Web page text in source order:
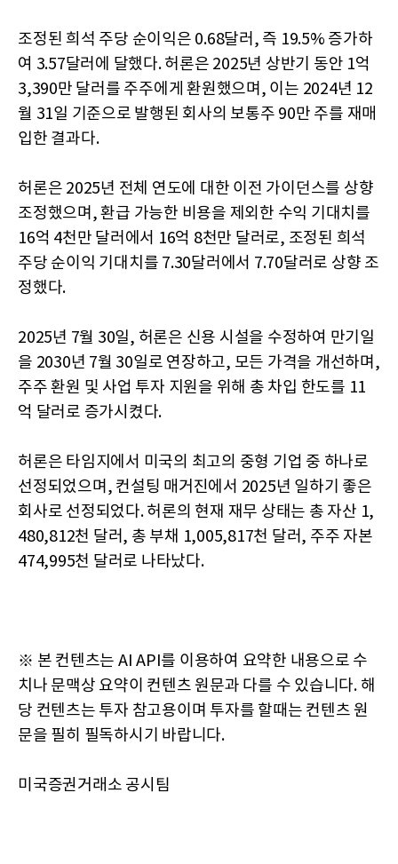
조정된 희석 주당 순이익은 0.68달러, 즉 19.5% 증가하
여 3.57달러에 달했다. 허론은 2025년 상반기 동안 1억
3,390만 달러를 주주에게 환원했으며, 이는 2024년 12
월 31일 기준으로 발행된 회사의 보통주 90만 주를 재매
입한 결과다.
허론은 2025년 전체 연도에 대한 이전 가이던스를 상향
조정했으며, 환급 가능한 비용을 제외한 수익 기대치를
16억 4천만 달러에서 16억 8천만 달러로, 조정된 희석
주당 순이익 기대치를 7.30달러에서 7.70달러로 상향 조
정했다.
2025년 7월 30일, 허론은 신용 시설을 수정하여 만기일
을 2030년 7월 30일로 연장하고, 모든 가격을 개선하며,
주주 환원 및 사업 투자 지원을 위해 총 차입 한도를 11
억 달러로 증가시켰다.
허론은 타임지에서 미국의 최고의 중형 기업 중 하나로
선정되었으며, 컨설팅 매거진에서 2025년 일하기 좋은
회사로 선정되었다. 허론의 현재 재무 상태는 총 자산 1,
480,812천 달러, 총 부채 1,005,817천 달러, 주주 자본
474,995천 달러로 나타났다.
※ 본 컨텐츠는 AI API를 이용하여 요약한 내용으로 수
치나 문맥상 요약이 컨텐츠 원문과 다를 수 있습니다. 해
당 컨텐츠는 투자 참고용이며 투자를 할때는 컨텐츠 원
문을 필히 필독하시기 바랍니다.
미국증권거래소 공시팀